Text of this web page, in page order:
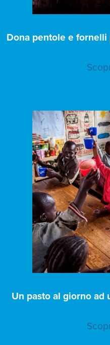
Dona pentole e
Un pasto al giorno ad